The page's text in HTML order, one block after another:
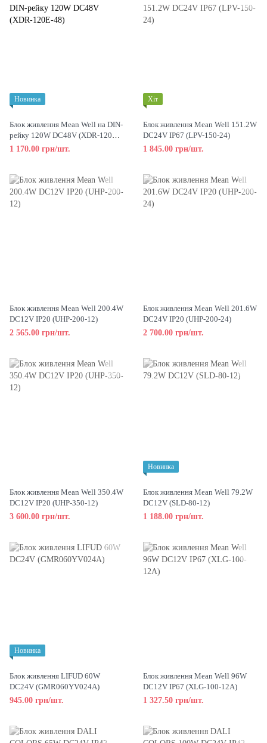
Новинка
Блок живлення Mean Well на DIN-
рейку 120W DC48V (XDR-120E-
48)
1 170.00 грн/шт.
Хіт
Блок живлення Mean Well 151.2W
DC24V IP67 (LPV-150-24)
1 845.00 грн/шт.
Блок живлення Mean Well 200.4W
DC12V IP20 (UHP-200-12)
2 565.00 грн/шт.
Блок живлення Mean Well 201.6W
DC24V IP20 (UHP-200-24)
2 700.00 грн/шт.
Блок живлення Mean Well 350.4W
DC12V IP20 (UHP-350-12)
3 600.00 грн/шт.
Новинка
Блок живлення Mean Well 79.2W
DC12V (SLD-80-12)
1 188.00 грн/шт.
Новинка
Блок живлення LIFUD 60W
DC24V (GMR060YV024A)
945.00 грн/шт.
Блок живлення Mean Well 96W
DC12V IP67 (XLG-100-12A)
1 327.50 грн/шт.